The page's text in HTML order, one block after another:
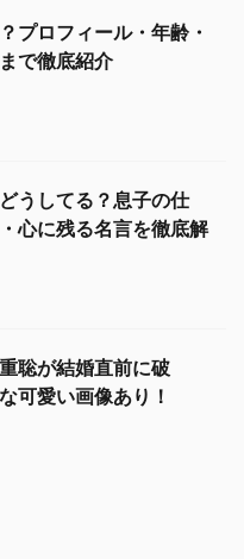
プロフィール・年齢・
で徹底紹介
うしてる？息子の仕
心に残る名言を徹底解
聡が結婚直前に破
可愛い画像あり！